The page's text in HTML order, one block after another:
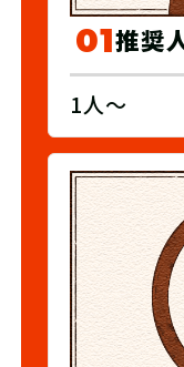
01推奨
1人～